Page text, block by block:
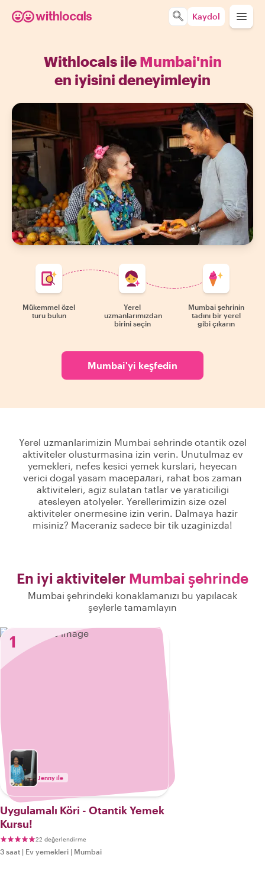
Kaydol
Withlocals ile Mumbai'nin
en iyisini deneyimleyin
Mükemmel özel
turu bulun
Yerel
uzmanlarımızdan
birini seçin
Mumbai şehrinin
tadını bir yerel
gibi çıkarın
Mumbai'yi keşfedin
Yerel uzmanlarimizin Mumbai sehrinde otantik ozel
aktiviteler olusturmasina izin verin. Unutulmaz ev
yemekleri, nefes kesici yemek kurslari, heyecan
verici dogal yasam macералari, rahat bos zaman
aktiviteleri, agiz sulatan tatlar ve yaraticiligi
atesleyen atolyeler. Yerellerimizin size ozel
aktiviteler onermesine izin verin. Dalmaya hazir
misiniz? Maceraniz sadece bir tik uzaginizda!
En iyi aktiviteler Mumbai şehrinde
Mumbai şehrindeki konaklamanızı bu yapılacak
şeylerle tamamlayın
1
Jenny ile
Uygulamalı Köri - Otantik Yemek
Kursu!
22 değerlendirme
3 saat | Ev yemekleri | Mumbai